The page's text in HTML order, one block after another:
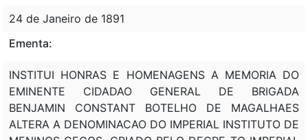
24 de Janeiro de 1891
Ementa:
INSTITUI HONRAS E HOMENAGENS A MEMORIA DO
EMINENTE CIDADAO GENERAL DE BRIGADA
BENJAMIN CONSTANT BOTELHO DE MAGALHAES
ALTERA A DENOMINACAO DO IMPERIAL INSTITUTO DE